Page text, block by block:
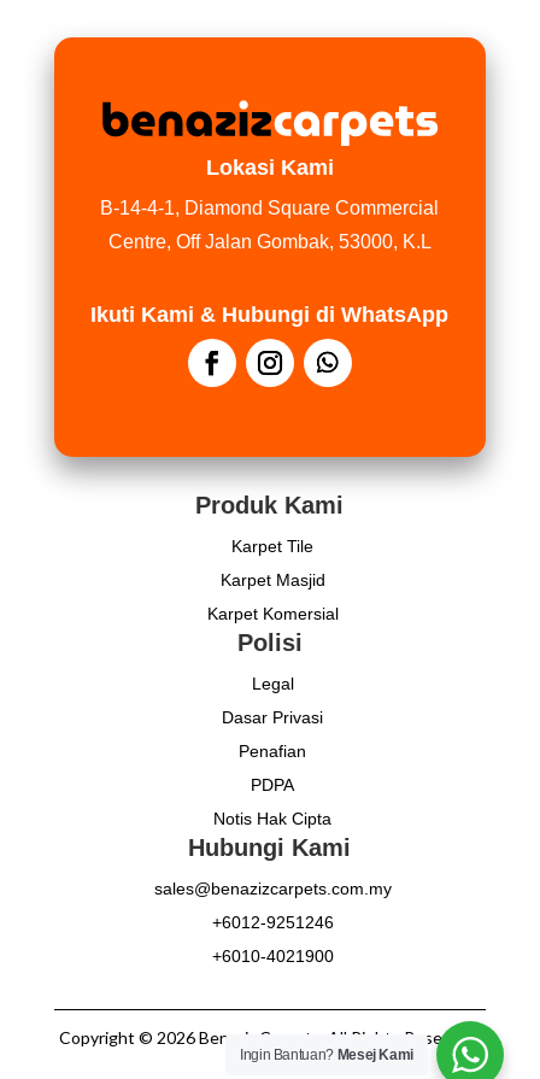
Lokasi Kami
B-14-4-1, Diamond Square Commercial
Centre, Off Jalan Gombak, 53000, K.L
Ikuti Kami & Hubungi di WhatsApp
Produk Kami
Karpet Tile
Karpet Masjid
Karpet Komersial
Polisi
Legal
Dasar Privasi
Penafian
PDPA
Notis Hak Cipta
Hubungi Kami
sales@benazizcarpets.com.my
+6012-9251246
+6010-4021900
Copyright © 2026 Benaziz Carpets. All Rights Reserved.
Ingin Bantuan? Mesej Kami